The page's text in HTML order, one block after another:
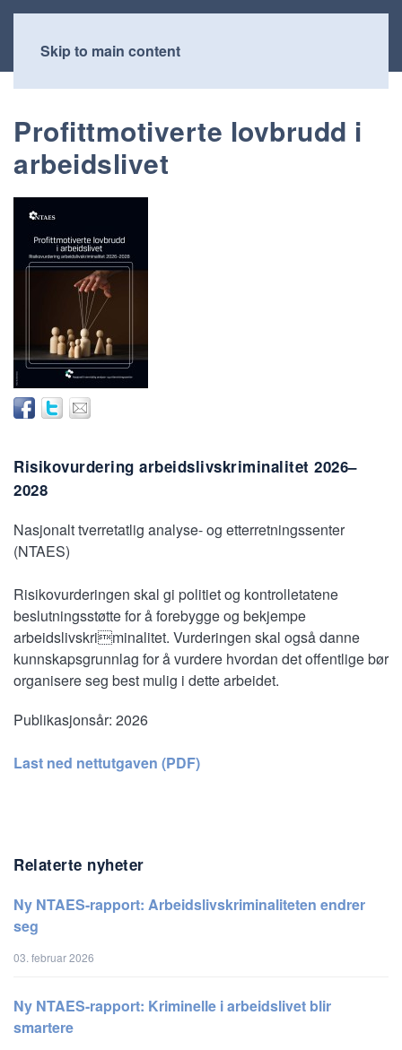
Skip to main content
Profittmotiverte lovbrudd i
arbeidslivet
Risikovurdering arbeidslivskriminalitet 2026–
2028
Nasjonalt tverretatlig analyse- og etterretningssenter
(NTAES)
Risikovurderingen skal gi politiet og kontrolletatene
beslutningsstøtte for å forebygge og bekjempe
arbeidslivskriminalitet. Vurderingen skal også danne
kunnskapsgrunnlag for å vurdere hvordan det offentlige bør
organisere seg best mulig i dette arbeidet.
Publikasjonsår: 2026
Last ned nettutgaven (PDF)
Relaterte nyheter
Ny NTAES-rapport: Arbeidslivskriminaliteten endrer
seg
03. februar 2026
Ny NTAES-rapport: Kriminelle i arbeidslivet blir
smartere